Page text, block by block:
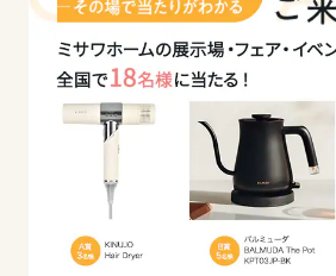
佐賀県
熊本県